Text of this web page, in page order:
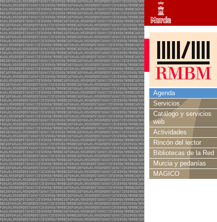
Agenda
Servicios
Catálogo y servicios
web
Actividades
Rincón del lector
Bibliotecas de la Red
Murcia y pedanías
MAGICO